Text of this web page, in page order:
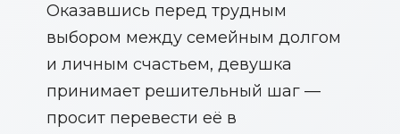
Оказавшись перед трудным
выбором между семейным долгом
и личным счастьем, девушка
принимает решительный шаг —
просит перевести её в